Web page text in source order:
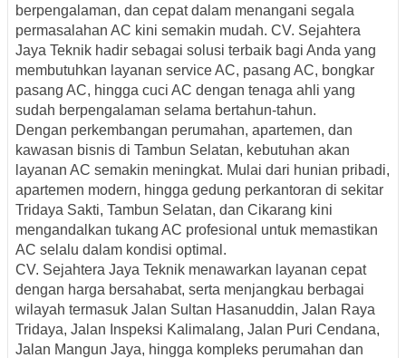
berpengalaman, dan cepat dalam menangani segala
permasalahan AC kini semakin mudah. CV. Sejahtera
Jaya Teknik hadir sebagai solusi terbaik bagi Anda yang
membutuhkan layanan service AC, pasang AC, bongkar
pasang AC, hingga cuci AC dengan tenaga ahli yang
sudah berpengalaman selama bertahun-tahun.
Dengan perkembangan perumahan, apartemen, dan
kawasan bisnis di Tambun Selatan, kebutuhan akan
layanan AC semakin meningkat. Mulai dari hunian pribadi,
apartemen modern, hingga gedung perkantoran di sekitar
Tridaya Sakti, Tambun Selatan, dan Cikarang kini
mengandalkan tukang AC profesional untuk memastikan
AC selalu dalam kondisi optimal.
CV. Sejahtera Jaya Teknik menawarkan layanan cepat
dengan harga bersahabat, serta menjangkau berbagai
wilayah termasuk Jalan Sultan Hasanuddin, Jalan Raya
Tridaya, Jalan Inspeksi Kalimalang, Jalan Puri Cendana,
Jalan Mangun Jaya, hingga kompleks perumahan dan